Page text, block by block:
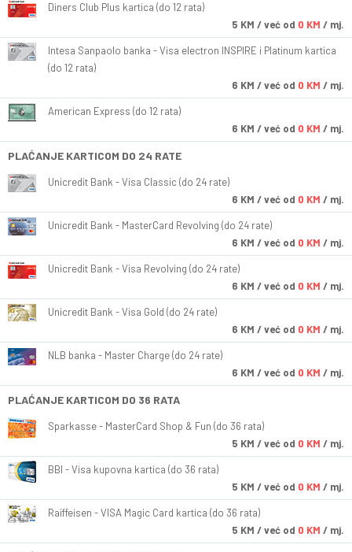
Diners Club Plus kartica (do 12 rata)
5 KM / već od 0 KM / mj.
Intesa Sanpaolo banka - Visa electron INSPIRE i Platinum kartica
(do 12 rata)
6 KM / već od 0 KM / mj.
American Express (do 12 rata)
6 KM / već od 0 KM / mj.
PLAĆANJE KARTICOM DO 24 RATE
Unicredit Bank - Visa Classic (do 24 rate)
6 KM / već od 0 KM / mj.
Unicredit Bank - MasterCard Revolving (do 24 rate)
6 KM / već od 0 KM / mj.
Unicredit Bank - Visa Revolving (do 24 rate)
6 KM / već od 0 KM / mj.
Unicredit Bank - Visa Gold (do 24 rate)
6 KM / već od 0 KM / mj.
NLB banka - Master Charge (do 24 rate)
6 KM / već od 0 KM / mj.
PLAĆANJE KARTICOM DO 36 RATA
Sparkasse - MasterCard Shop & Fun (do 36 rata)
5 KM / već od 0 KM / mj.
BBI - Visa kupovna kartica (do 36 rata)
5 KM / već od 0 KM / mj.
Raiffeisen - VISA Magic Card kartica (do 36 rata)
5 KM / već od 0 KM / mj.